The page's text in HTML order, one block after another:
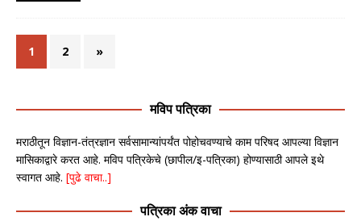
1 2 »
मविप पत्रिका
मराठीतून विज्ञान-तंत्रज्ञान सर्वसामान्यांपर्यंत पोहोचवण्याचे काम परिषद आपल्या विज्ञान
मासिकाद्वारे करत आहे. मविप पत्रिकेचे (छापील/इ-पत्रिका) होण्यासाठी आपले इथे
स्वागत आहे. [पुढे वाचा..]
पत्रिका अंक वाचा